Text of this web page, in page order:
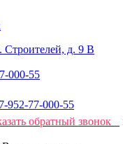
Строителей, д. 9 В
000-55
952-77-000-55
обратный звонок